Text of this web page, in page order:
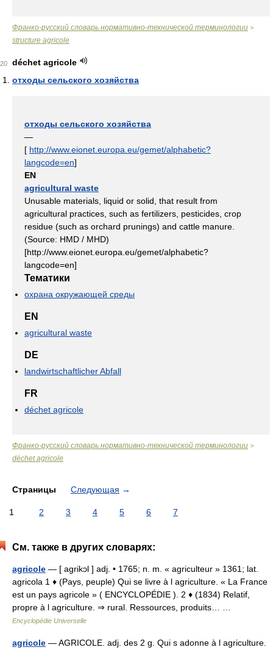
Франко-русский словарь нормативно-технической терминологии >
structure agricole
20
déchet agricole
отходы сельского хозяйства
отходы сельского хозяйства
—
[ http://www.eionet.europa.eu/gemet/alphabetic?
langcode=en]
EN
agricultural waste
Unusable materials, liquid or solid, that result from
agricultural practices, such as fertilizers, pesticides, crop
residue (such as orchard prunings) and cattle manure.
(Source: HMD / MHD)
[http://www.eionet.europa.eu/gemet/alphabetic?
langcode=en]
Тематики
охрана окружающей среды
EN
agricultural waste
DE
landwirtschaftlicher Abfall
FR
déchet agricole
Франко-русский словарь нормативно-технической терминологии >
déchet agricole
Страницы Следующая →
1 2 3 4 5 6 7
См. также в других словарях:
agricole — [ agrikɔl ] adj. • 1765; n. m. « agriculteur » 1361; lat.
agricola 1 ♦ (Pays, peuple) Qui se livre à l agriculture. « La France
est un pays agricole » ( ENCYCLOPÉDIE ). 2 ♦ (1834) Relatif,
propre à l agriculture. ⇒ rural. Ressources, produits… …
Encyclopédie Universelle
agricole — AGRICOLE. adj. des 2 g. Qui s adonne à l agriculture.